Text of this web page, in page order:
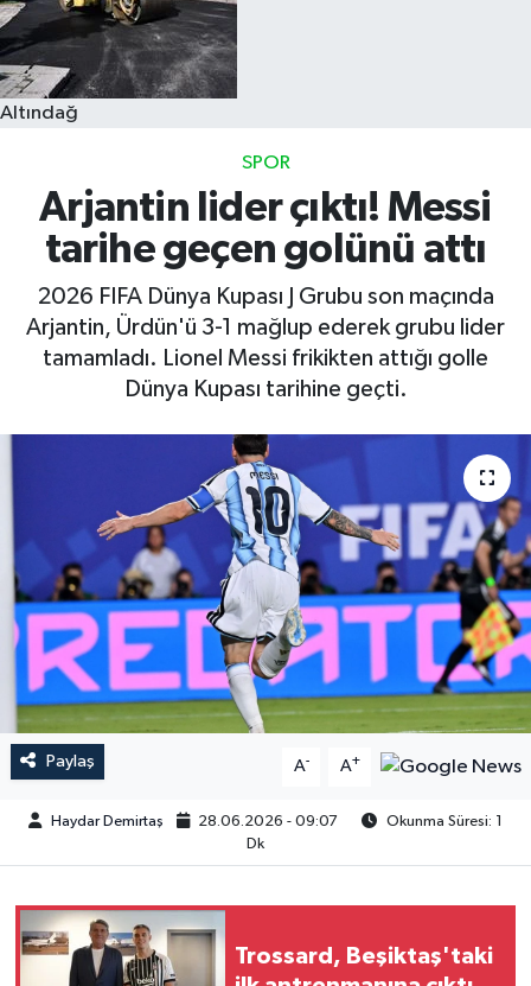
Altındağ
SPOR
Arjantin lider çıktı! Messi
tarihe geçen golünü attı
2026 FIFA Dünya Kupası J Grubu son maçında
Arjantin, Ürdün'ü 3-1 mağlup ederek grubu lider
tamamladı. Lionel Messi frikikten attığı golle
Dünya Kupası tarihine geçti.
Paylaş A- A+
Haydar Demirtaş 28.06.2026 - 09:07
Okunma Süresi: 1
Dk
Trossard, Beşiktaş'taki